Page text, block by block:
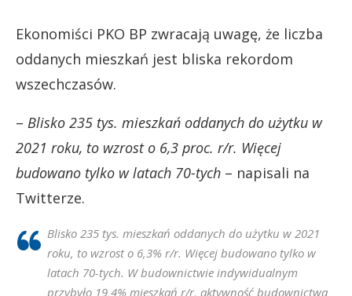
Ekonomiści PKO BP zwracają uwagę, że liczba
oddanych mieszkań jest bliska rekordom
wszechczasów.
– Blisko 235 tys. mieszkań oddanych do użytku w
2021 roku, to wzrost o 6,3 proc. r/r. Więcej
budowano tylko w latach 70-tych – napisali na
Twitterze.
Blisko 235 tys. mieszkań oddanych do użytku w 2021
roku, to wzrost o 6,3% r/r. Więcej budowano tylko w
latach 70-tych. W budownictwie indywidualnym
przybyło 19,4% mieszkań r/r, aktywność budownictwa